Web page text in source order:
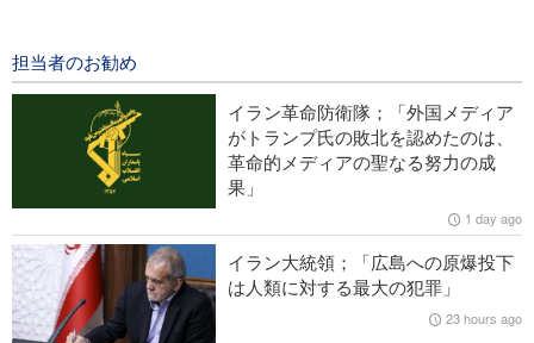
イラン国家安保評議会書記；「ホルモズ海峡の通航再開は米の
言動修正が条件」
米誌フォーリンアフェアーズ；「米国は西アジアから撤退すべ
米CNNが暴露：「米軍司令本部は戦争からの撤退方法を模索」
IRIB国際放送局長；「ジャーナリストは現実と世論の合流点に
位置」
担当者のお勧め
イラン革命防衛隊；「外国メディア
がトランプ氏の敗北を認めたのは、
革命的メディアの聖なる努力の成
果」
1 day ago
イラン大統領；「広島への原爆投下
は人類に対する最大の犯罪」
23 hours ago